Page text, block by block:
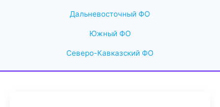
Дальневосточный ФО
Южный ФО
Северо-Кавказский ФО